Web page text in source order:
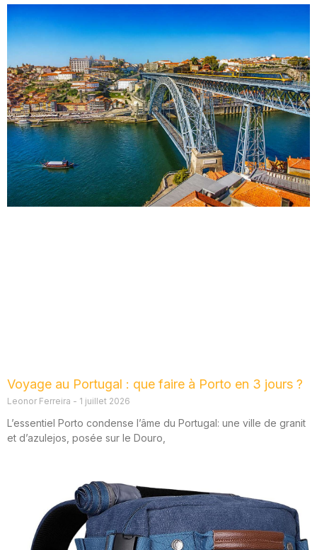
Voyage au Portugal : que faire à Porto en 3 jours ?
Leonor Ferreira 1 juillet 2026
L’essentiel Porto condense l’âme du Portugal: une ville de granit
et d’azulejos, posée sur le Douro,